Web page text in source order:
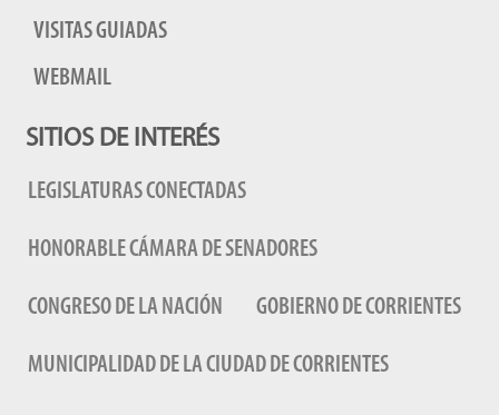
VISITAS GUIADAS
WEBMAIL
SITIOS DE INTERÉS
LEGISLATURAS CONECTADAS
HONORABLE CÁMARA DE SENADORES
CONGRESO DE LA NACIÓN GOBIERNO DE CORRIENTES
MUNICIPALIDAD DE LA CIUDAD DE CORRIENTES